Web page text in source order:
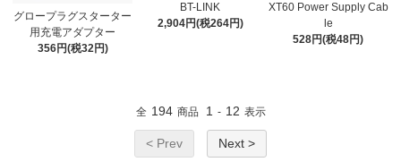
グロープラグスターター
用充電アダプター
356円(税32円)
BT-LINK
2,904円(税264円)
XT60 Power Supply Cab
le
528円(税48円)
全 194 商品 1 - 12 表示
< Prev Next >